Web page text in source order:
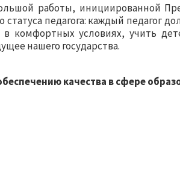
работы, инициированной
педагога: каждый педагог
в комфортных условиях, учить
нашего государства.
качества в сфере